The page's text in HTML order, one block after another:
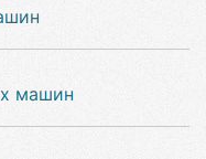
машин